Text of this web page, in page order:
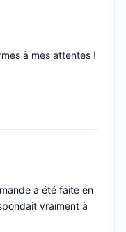
à mes attentes !
a été faite en
vraiment à